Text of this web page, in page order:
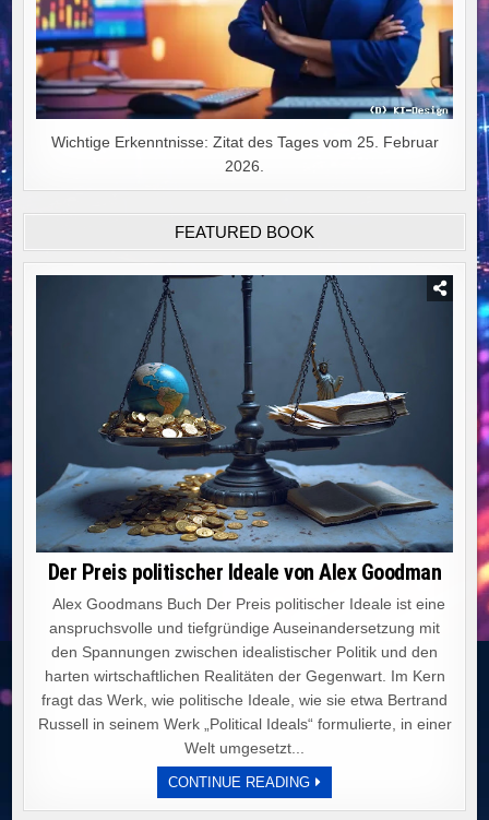
Wichtige Erkenntnisse: Zitat des Tages vom 25. Februar
2026.
FEATURED BOOK
Der Preis politischer Ideale von Alex Goodman
Alex Goodmans Buch Der Preis politischer Ideale ist eine
anspruchsvolle und tiefgründige Auseinandersetzung mit
den Spannungen zwischen idealistischer Politik und den
harten wirtschaftlichen Realitäten der Gegenwart. Im Kern
fragt das Werk, wie politische Ideale, wie sie etwa Bertrand
Russell in seinem Werk „Political Ideals“ formulierte, in einer
Welt umgesetzt...
CONTINUE READINGDER
PREIS
POLITISCHER